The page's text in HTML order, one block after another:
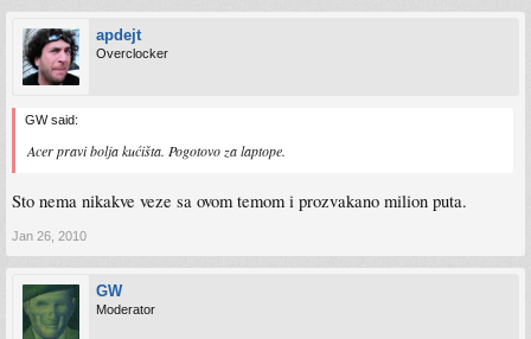
apdejt
Overclocker
GW said:
Acer pravi bolja kućišta. Pogotovo za laptope.
Sto nema nikakve veze sa ovom temom i prozvakano milion puta.
Jan 26, 2010
GW
Moderator